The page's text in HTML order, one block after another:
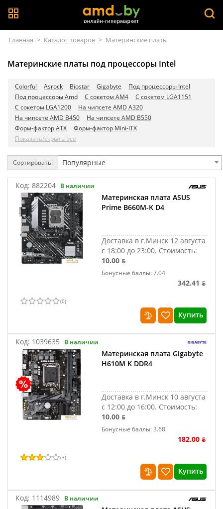
Главная > Каталог товаров > Материнские платы
Материнские платы под процессоры Intel
Colorful Asrock Biostar Gigabyte
Под процессоры Intel
Под процессоры Amd
C сокетом AM4
C сокетом LGA1151
C сокетом LGA1200
На чипсете AMD A320
На чипсете AMD B450
На чипсете AMD B550
Форм-фактор ATX
Форм-фактор Mini-ITX
Показать/скрыть все
Сортировать: Популярные
Код: 882204 В наличии
Материнская плата ASUS
Prime B660M-K D4
Доставка в г.Минск 12 августа
с 18:00 до 23:00. Стоимость:
10.00 ƃ
Бонусные баллы: 7.04
342.41 ƃ
(0)
Купить
Код: 1039635 В наличии
Материнская плата Gigabyte
H610M K DDR4
Доставка в г.Минск 10 августа
с 12:00 до 16:00. Стоимость:
10.00 ƃ
Бонусные баллы: 3.68
182.00 ƃ
(3)
Купить
Код: 1114989 В наличии